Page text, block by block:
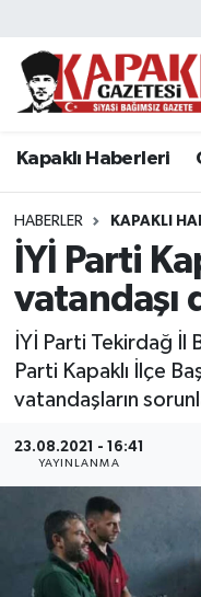
Kapaklı Haberleri
HABERLER KAPAKLI
İYİ Parti
vatandaşı
İYİ Parti Tekirdağ İl
Parti Kapaklı İlçe
vatandaşların
23.08.2021 - 16:41
YAYINLANMA
Kapaklı
Asayiş
Spor
Eğitim
Siyaset
Ekonomi
Sağlık
Tekirdağ
Tekirdağ
Tekirdağ Trafik
Süper Lig Puan
Tüm Manşetler